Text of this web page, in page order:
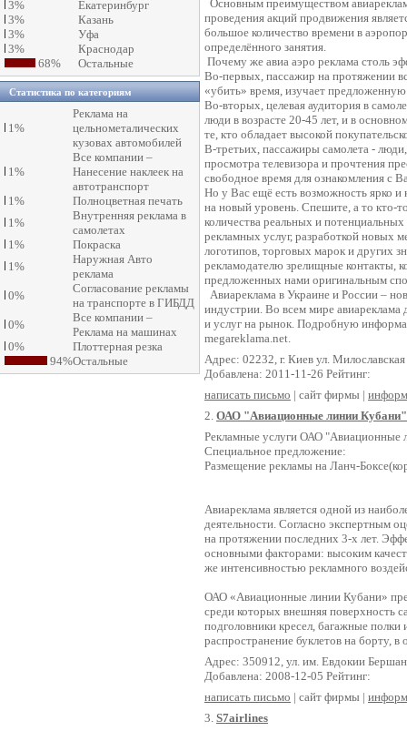
3%
Екатеринбург
3%
Казань
3%
Уфа
3%
Краснодар
68%
Остальные
Статистика по категориям
1%
Реклама на
цельнометалических
кузовах автомобилей
1%
Все компании –
Нанесение наклеек на
автотранспорт
1%
Полноцветная печать
1%
Внутренняя реклама в
самолетах
1%
Покраска
1%
Наружная Авто
реклама
0%
Согласование рекламы
на транспорте в ГИБДД
0%
Все компании –
Реклама на машинах
0%
Плоттерная резка
94%Остальные
Основным преимуществом
проведения акций продвижения
большое количество времени в
определённого занятия.
Почему же авиа аэро реклама столь
Во-первых, пассажир на протяжении
«убить» время, изучает
Во-вторых, целевая аудитория в
люди в возрасте 20-45 лет, и в
те, кто обладает высокой
В-третьих, пассажиры самолета -
просмотра телевизора и прочтения
свободное время для ознакомления с
Но у Вас ещё есть возможность ярко
на новый уровень. Спешите, а то кто-
количества реальных и
рекламных услуг, разработкой новых
логотипов, торговых марок и других
рекламодателю зрелищные контакты,
предложенных нами оригинальным
Авиареклама в Украине и России –
индустрии. Во всем мире авиареклама
и услуг на рынок. Подробную
megareklama.net.
Адрес: 02232, г. Киев ул.
Добавлена: 2011-11-26 Рейтинг:
написать письмо | сайт фирмы |
2. ОАО "Авиационные линии Кубани"
Рекламные услуги ОАО "Авиационные
Специальное предложение:
Размещение рекламы на Ланч-
Авиареклама является одной из
деятельности. Согласно экспертным
на протяжении последних 3-х лет.
основными факторами: высоким
же интенсивностью рекламного
ОАО «Авиационные линии Кубани»
среди которых внешняя поверхность
подголовники кресел, багажные полки
распространение буклетов на борту,
Адрес: 350912, ул. им. Евдокии
Добавлена: 2008-12-05 Рейтинг:
написать письмо | сайт фирмы |
3. S7airlines